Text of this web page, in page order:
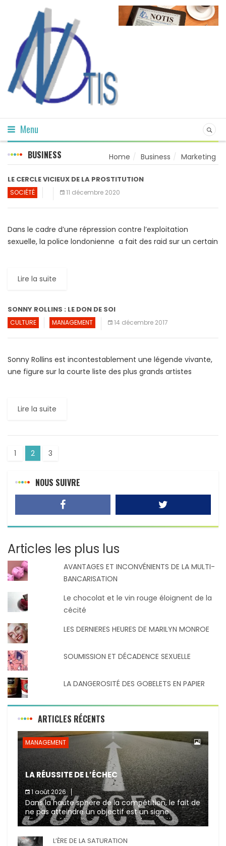
Menu
BUSINESS Home Business Marketing
LE CERCLE VICIEUX DE LA PROSTITUTION
SOCIÉTÉ 11 décembre 2020
Dans le cadre d’une répression contre l’exploitation
sexuelle, la police londonienne a fait des raid sur un certain
Lire la suite
SONNY ROLLINS : LE DON DE SOI
CULTURE MANAGEMENT 14 décembre 2017
Sonny Rollins est incontestablement une légende vivante,
une figure sur la courte liste des plus grands artistes
Lire la suite
1 2 3
NOUS SUIVRE
Articles les plus lus
AVANTAGES ET INCONVÉNIENTS DE LA MULTI-
BANCARISATION
Le chocolat et le vin rouge éloignent de la
cécité
LES DERNIERES HEURES DE MARILYN MONROE
SOUMISSION ET DÉCADENCE SEXUELLE
LA DANGEROSITÉ DES GOBELETS EN PAPIER
ARTICLES RÉCENTS
MANAGEMENT
LA RÉUSSITE DE L’ÉCHEC
1 août 2026
Dans la haute sphère de la compétition, le fait de
ne pas atteindre un objectif est un signe
d’incompétence et une source de sanctions
diverses (avertissement, […]
L’ÈRE DE LA SATURATION